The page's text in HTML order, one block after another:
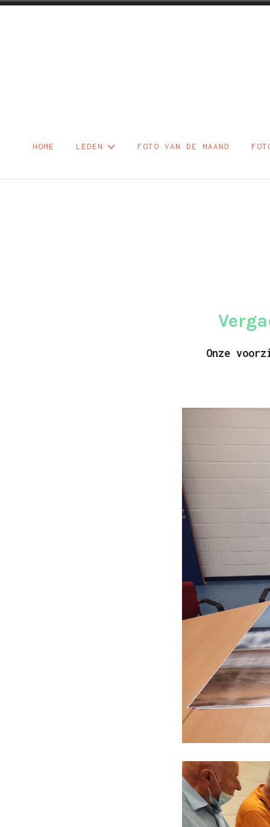
Foto –
HOME LEDEN FOTO VAN DE MAAND
Onze